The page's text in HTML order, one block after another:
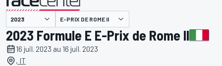
présenté par E-PRIX DE ROME II
2023 Formule E E-Prix de Rome II
16 juil. 2023 au 16 juil. 2023
, IT